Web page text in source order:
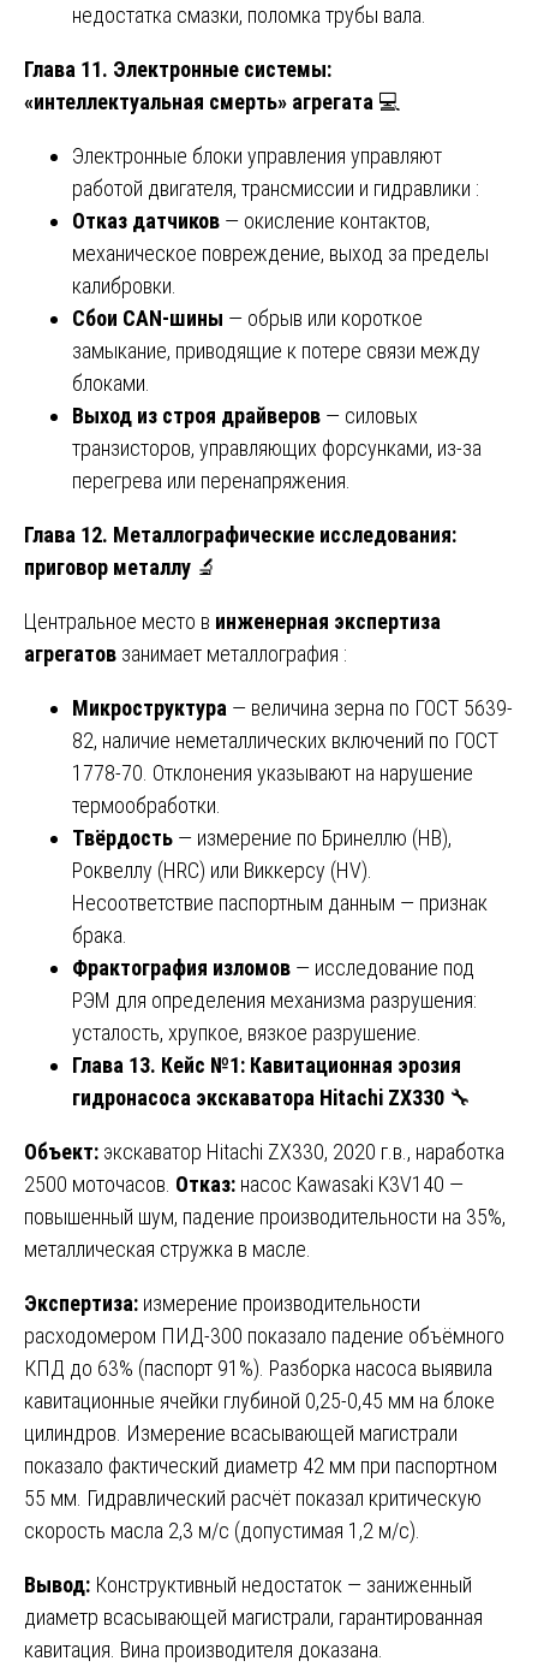
недостатка смазки, поломка трубы вала.
Глава 11. Электронные системы:
«интеллектуальная смерть» агрегата 💻
Электронные блоки управления управляют
работой двигателя, трансмиссии и гидравлики :
Отказ датчиков — окисление контактов,
механическое повреждение, выход за пределы
калибровки.
Сбои CAN-шины — обрыв или короткое
замыкание, приводящие к потере связи между
блоками.
Выход из строя драйверов — силовых
транзисторов, управляющих форсунками, из-за
перегрева или перенапряжения.
Глава 12. Металлографические исследования:
приговор металлу 🔬
Центральное место в инженерная экспертиза
агрегатов занимает металлография :
Микроструктура — величина зерна по ГОСТ 5639-
82, наличие неметаллических включений по ГОСТ
1778-70. Отклонения указывают на нарушение
термообработки.
Твёрдость — измерение по Бринеллю (HB),
Роквеллу (HRC) или Виккерсу (HV).
Несоответствие паспортным данным — признак
брака.
Фрактография изломов — исследование под
РЭМ для определения механизма разрушения:
усталость, хрупкое, вязкое разрушение.
Глава 13. Кейс №1: Кавитационная эрозия
гидронасоса экскаватора Hitachi ZX330 🔧
Объект: экскаватор Hitachi ZX330, 2020 г.в., наработка
2500 моточасов. Отказ: насос Kawasaki K3V140 —
повышенный шум, падение производительности на 35%,
металлическая стружка в масле.
Экспертиза: измерение производительности
расходомером ПИД-300 показало падение объёмного
КПД до 63% (паспорт 91%). Разборка насоса выявила
кавитационные ячейки глубиной 0,25-0,45 мм на блоке
цилиндров. Измерение всасывающей магистрали
показало фактический диаметр 42 мм при паспортном
55 мм. Гидравлический расчёт показал критическую
скорость масла 2,3 м/с (допустимая 1,2 м/с).
Вывод: Конструктивный недостаток — заниженный
диаметр всасывающей магистрали, гарантированная
кавитация. Вина производителя доказана.